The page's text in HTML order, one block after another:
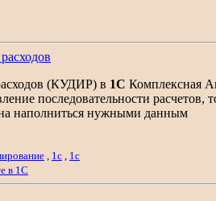
(КУДИР) в 1С Комплексная
последовательности расчетов,
наполниться нужными данным
1с
1c
в 1С